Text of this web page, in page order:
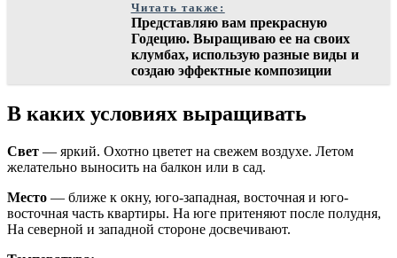
Читать также:
Представляю вам прекрасную
Годецию. Выращиваю ее на своих
клумбах, использую разные виды и
создаю эффектные композиции
В каких условиях выращивать
Свет — яркий. Охотно цветет на свежем воздухе. Летом
желательно выносить на балкон или в сад.
Место — ближе к окну, юго-западная, восточная и юго-
восточная часть квартиры. На юге притеняют после полудня,
На северной и западной стороне досвечивают.